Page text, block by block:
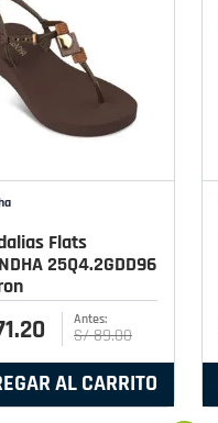
Flats
25Q4.2GDD96
.20 S/89.00
AL CARRITO